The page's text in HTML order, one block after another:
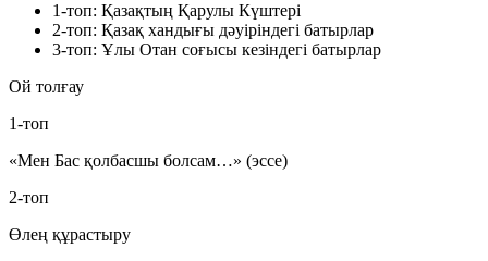
1-топ: Қазақтың Қарулы Күштері
2-топ: Қазақ хандығы дәуіріндегі батырлар
3-топ: Ұлы Отан соғысы кезіндегі батырлар
Ой толғау
1-топ
«Мен Бас қолбасшы болсам…» (эссе)
2-топ
Өлең құрастыру